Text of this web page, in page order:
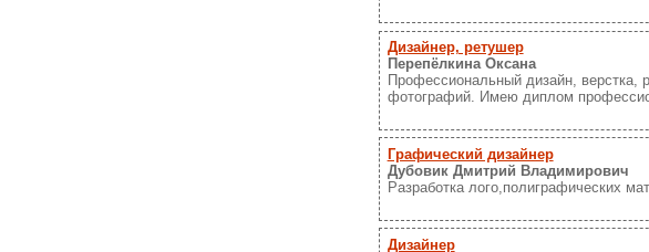
Дизайнер, ретушер
Перепёлкина Оксана
Профессиональный дизайн, верстка,
фотографий. Имею диплом
Графический дизайнер
Дубовик Дмитрий Владимирович
Разработка лого,полиграфических
Дизайнер